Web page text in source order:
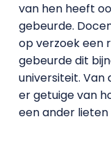
van hen heeft
gebeurde.
op verzoek een
gebeurde dit
universiteit.
er getuige van
een ander